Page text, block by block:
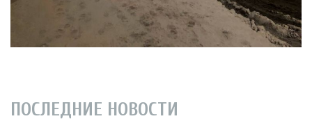
ПОСЛЕДНИЕ НОВОСТИ